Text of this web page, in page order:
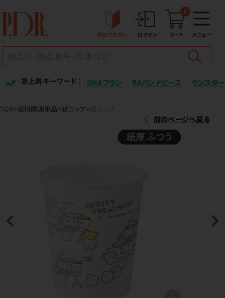
初めての方へ ログイン カート
0
メニュー
急上昇キーワード ： DNAブラシ BAハンドピース サンスター
TOP 歯科関連用品 紙コップ
前のページへ戻る